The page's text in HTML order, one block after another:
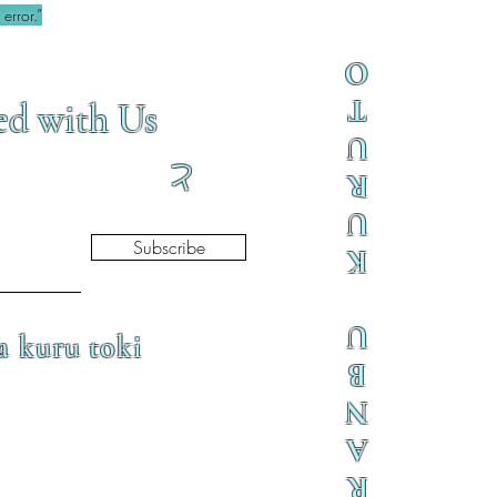
with Us
と
Subscribe
kuru toki
R
A
N
B
U
K
U
R
U
T
O